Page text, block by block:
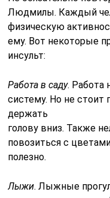
Людмилы. Каждый
физическую
ему. Вот некоторые
инсульт:
Работа в саду. Работа
систему. Но не стоит
держать
голову вниз. Также
повозиться с
полезно.
Лыжи. Лыжные